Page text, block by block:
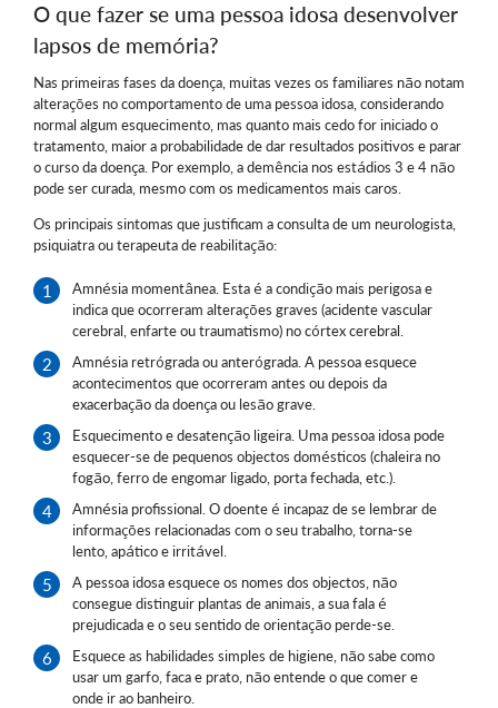
O que fazer se uma pessoa idosa desenvolver
lapsos de memória?
Nas primeiras fases da doença, muitas vezes os familiares não notam
alterações no comportamento de uma pessoa idosa, considerando
normal algum esquecimento, mas quanto mais cedo for iniciado o
tratamento, maior a probabilidade de dar resultados positivos e parar
o curso da doença. Por exemplo, a demência nos estádios 3 e 4 não
pode ser curada, mesmo com os medicamentos mais caros.
Os principais sintomas que justificam a consulta de um neurologista,
psiquiatra ou terapeuta de reabilitação:
Amnésia momentânea. Esta é a condição mais perigosa e
indica que ocorreram alterações graves (acidente vascular
cerebral, enfarte ou traumatismo) no córtex cerebral.
Amnésia retrógrada ou anterógrada. A pessoa esquece
acontecimentos que ocorreram antes ou depois da
exacerbação da doença ou lesão grave.
Esquecimento e desatenção ligeira. Uma pessoa idosa pode
esquecer-se de pequenos objectos domésticos (chaleira no
fogão, ferro de engomar ligado, porta fechada, etc.).
Amnésia profissional. O doente é incapaz de se lembrar de
informações relacionadas com o seu trabalho, torna-se
lento, apático e irritável.
A pessoa idosa esquece os nomes dos objectos, não
consegue distinguir plantas de animais, a sua fala é
prejudicada e o seu sentido de orientação perde-se.
Esquece as habilidades simples de higiene, não sabe como
usar um garfo, faca e prato, não entende o que comer e
onde ir ao banheiro.